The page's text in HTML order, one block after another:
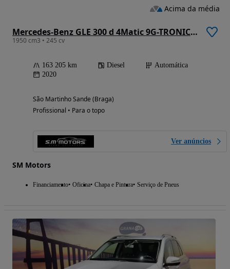
Mercedes-Benz GLE 300 d 4Matic 9G-TRONIC AMG Line
1950 cm3 • 245 cv
163 205 km Diesel
Automática
2020
São Martinho Sande (Braga)
Profissional • Para o topo
Ver anúncios
SM Motors
Financiamento Oficina Chapa e Pintura Serviço de Pneus
Acima da média